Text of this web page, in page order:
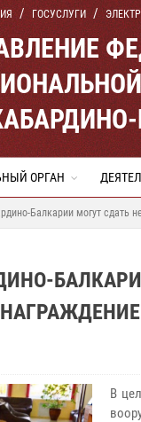
ГОСУСЛУГИ
ОРГАН
Балкарии могут сдать
В